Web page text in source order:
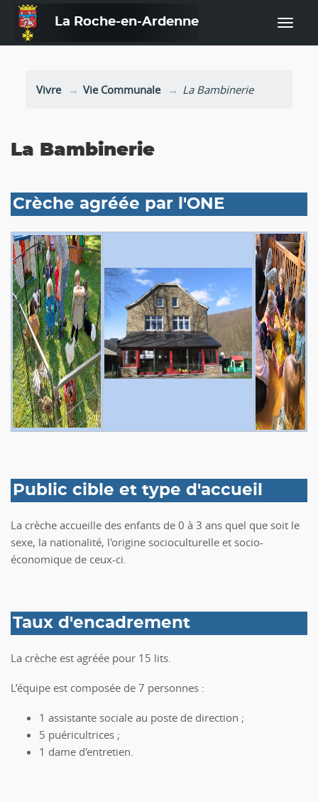
La Roche-en-Ardenne
Vivre Vie Communale La Bambinerie
La Bambinerie
Crèche agréée par l'ONE
Public cible et type d'accueil
La crèche accueille des enfants de 0 à 3 ans quel que soit le
sexe, la nationalité, l'origine socioculturelle et socio-
économique de ceux-ci.
Taux d'encadrement
La crèche est agréée pour 15 lits.
L’équipe est composée de 7 personnes :
1 assistante sociale au poste de direction ;
5 puéricultrices ;
1 dame d'entretien.